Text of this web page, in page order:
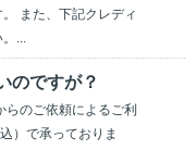
また、下記クレディ
...
のですが？
のご依頼によるご利
）で承っておりま